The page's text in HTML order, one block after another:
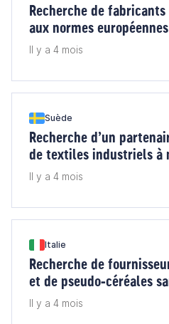
Recherche de
aux normes
Pologne
Il y a 4 mois
Suède
Recherche d’un
de textiles industriels à
Suède
Il y a 4 mois
Italie
Recherche de
et de pseudo‑céréales
l’Italie
Il y a 4 mois